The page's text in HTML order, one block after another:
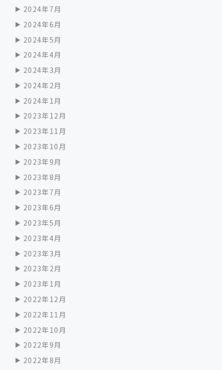
2024年7月
2024年6月
2024年5月
2024年4月
2024年3月
2024年2月
2024年1月
2023年12月
2023年11月
2023年10月
2023年9月
2023年8月
2023年7月
2023年6月
2023年5月
2023年4月
2023年3月
2023年2月
2023年1月
2022年12月
2022年11月
2022年10月
2022年9月
2022年8月